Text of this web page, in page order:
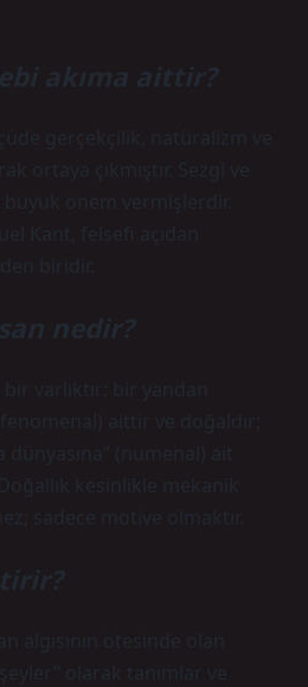
akıma aittir?
gerçekçilik, natüralizm ve
ortaya çıkmıştır. Sezgi ve
büyük önem vermişlerdir.
Kant, felsefi açıdan
biridir.
nedir?
varlıktır: bir yandan
aittir ve doğaldır;
dünyasına” (numenal) ait
kesinlikle mekanik
sadece motive olmaktır.
algısının ötesinde olan
olarak tanımlar ve